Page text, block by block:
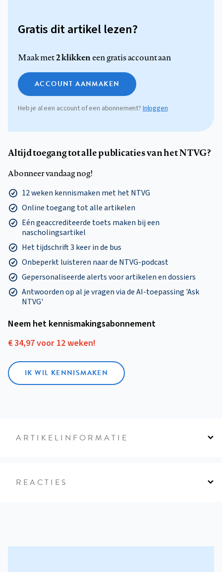
Gratis dit artikel lezen?
Maak met2 klikkeneen gratis account aan
ACCOUNT AANMAKEN
Heb je al een account of een abonnement? Inloggen
Altijd toegang tot alle publicaties van het NTVG?
Abonneer vandaag nog!
12 weken kennismaken met het NTVG
Online toegang tot alle artikelen
Eén geaccrediteerde toets maken bij een
nascholingsartikel
Het tijdschrift 3 keer in de bus
Onbeperkt luisteren naar de NTVG-podcast
Gepersonaliseerde alerts voor artikelen en dossiers
Antwoorden op al je vragen via de AI-toepassing 'Ask
NTVG'
Neem het kennismakings­abonnement
€ 34,97 voor 12 weken!
IK WIL KENNISMAKEN
ARTIKELINFORMATIE
REACTIES